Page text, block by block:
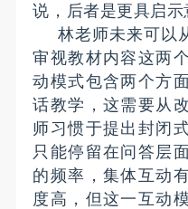
说，后者是更具启示
林老师未来可以
审视教材内容这两
动模式包含两个方
话教学，这需要从
师习惯于提出封闭
只能停留在问答层
的频率，集体互动
度高，但这一互动